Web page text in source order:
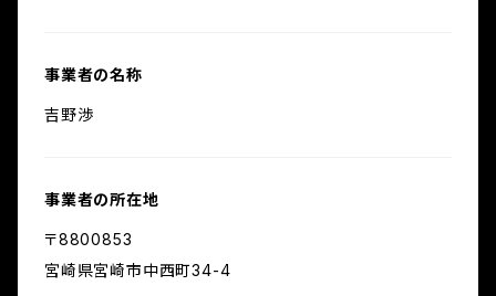
事業者の名称
吉野渉
事業者の所在地
〒8800853
宮崎県宮崎市中西町34-4